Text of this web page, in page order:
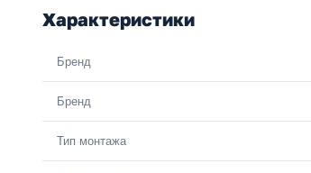
Характеристики
Бренд
Бренд
Тип монтажа